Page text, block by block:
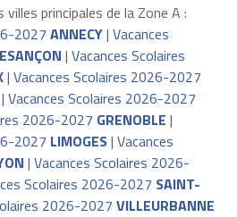
villes principales de la Zone A :
2027 ANNECY| Vacances
| Vacances Scolaires
| Vacances Scolaires 2026-2027
Vacances Scolaires 2026-2027
2026-2027 GRENOBLE |
2027 LIMOGES| Vacances
| Vacances Scolaires 2026-
Scolaires 2026-2027 SAINT-
2026-2027 VILLEURBANNE